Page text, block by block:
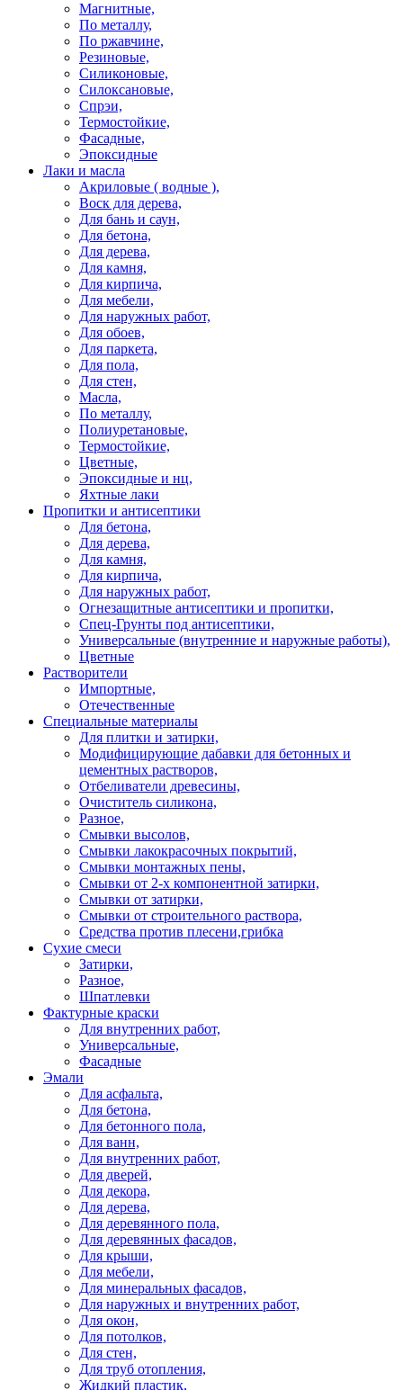
Магнитные,
По металлу,
По ржавчине,
Резиновые,
Силиконовые,
Силоксановые,
Спрэи,
Термостойкие,
Фасадные,
Эпоксидные
Лаки и масла
Акриловые ( водные ),
Воск для дерева,
Для бань и саун,
Для бетона,
Для дерева,
Для камня,
Для кирпича,
Для мебели,
Для наружных работ,
Для обоев,
Для паркета,
Для пола,
Для стен,
Масла,
По металлу,
Полиуретановые,
Термостойкие,
Цветные,
Эпоксидные и нц,
Яхтные лаки
Пропитки и антисептики
Для бетона,
Для дерева,
Для камня,
Для кирпича,
Для наружных работ,
Огнезащитные антисептики и пропитки,
Спец-Грунты под антисептики,
Универсальные (внутренние и наружные работы),
Цветные
Растворители
Импортные,
Отечественные
Специальные материалы
Для плитки и затирки,
Модифицирующие дабавки для бетонных и
цементных растворов,
Отбеливатели древесины,
Очиститель силикона,
Разное,
Смывки высолов,
Смывки лакокрасочных покрытий,
Смывки монтажных пены,
Смывки от 2-х компонентной затирки,
Смывки от затирки,
Смывки от строительного раствора,
Средства против плесени,грибка
Сухие смеси
Затирки,
Разное,
Шпатлевки
Фактурные краски
Для внутренних работ,
Универсальные,
Фасадные
Эмали
Для асфальта,
Для бетона,
Для бетонного пола,
Для ванн,
Для внутренних работ,
Для дверей,
Для декора,
Для дерева,
Для деревянного пола,
Для деревянных фасадов,
Для крыши,
Для мебели,
Для минеральных фасадов,
Для наружных и внутренних работ,
Для окон,
Для потолков,
Для стен,
Для труб отопления,
Жидкий пластик,